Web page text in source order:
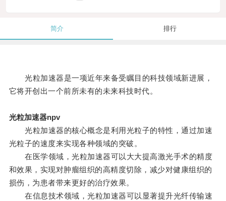
简介 排行
光粒加速器是一项近年来备受瞩目的科技领域新进展，
它将开创出一个前所未有的未来科技时代。
光粒加速器npv
光粒加速器的核心概念是利用光粒子的特性，通过加速
光粒子的速度来实现各种领域的突破。
在医学领域，光粒加速器可以大大提高激光手术的精度
和效果，实现对肿瘤组织的高精度切除，减少对健康组织的
损伤，为患者带来更好的治疗效果。
在信息技术领域，光粒加速器可以显著提升光纤传输速